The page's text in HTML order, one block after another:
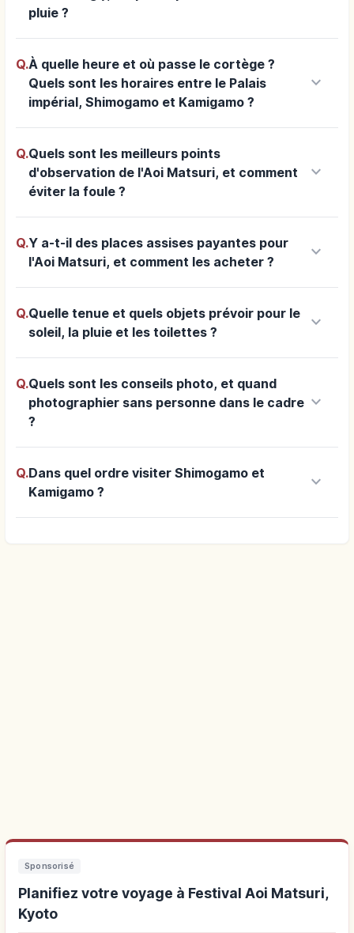
pluie ?
Q.À quelle heure et où passe le cortège ?
Quels sont les horaires entre le Palais
impérial, Shimogamo et Kamigamo ?
keyboard_arrow_down
Q.Quels sont les meilleurs points
d'observation de l'Aoi Matsuri, et comment
éviter la foule ?
keyboard_arrow_down
Q.Y a-t-il des places assises payantes pour
l'Aoi Matsuri, et comment les acheter ?
keyboard_arrow_down
Q.Quelle tenue et quels objets prévoir pour le
soleil, la pluie et les toilettes ?
keyboard_arrow_down
Q.Quels sont les conseils photo, et quand
photographier sans personne dans le cadre
?
keyboard_arrow_down
Q.Dans quel ordre visiter Shimogamo et
Kamigamo ?
keyboard_arrow_down
Sponsorisé
Planifiez votre voyage à Festival Aoi Matsuri,
Kyoto